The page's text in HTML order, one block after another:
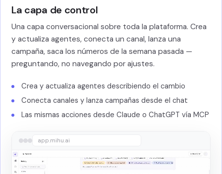
La capa de control
Una capa conversacional sobre toda la plataforma. Crea
y actualiza agentes, conecta un canal, lanza una
campaña, saca los números de la semana pasada —
preguntando, no navegando por ajustes.
Crea y actualiza agentes describiendo el cambio
Conecta canales y lanza campañas desde el chat
Las mismas acciones desde Claude o ChatGPT vía MCP
app.mihu.ai